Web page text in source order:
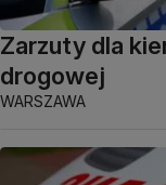
Zarzuty dla
drogowej
WARSZAWA